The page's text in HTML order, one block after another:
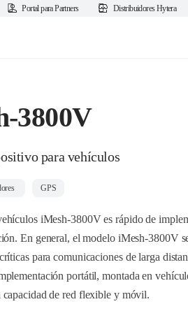
Portal para Partners Distribuidores Hytera
3800V
para vehículos
GPS
iMesh-3800V es rápido de
En general, el modelo iMesh-3800V
para comunicaciones de larga
portátil, montada en
capacidad de red flexible y móvil.